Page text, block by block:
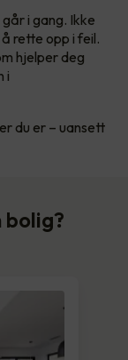
i gang. Ikke
rette opp i feil.
hjelper deg
i
du er – uansett
bolig?